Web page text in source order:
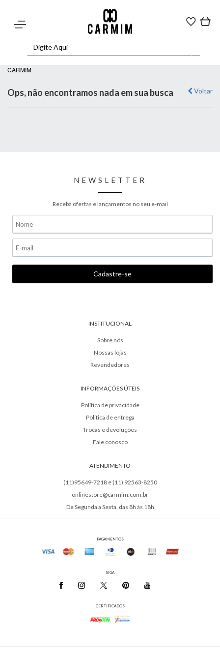
CARMIM
Voltar
Ops, não encontramos nada em sua busca
NEWSLETTER
Receba ofertas e lançamentos no seu e-mail
INSTITUCIONAL
Sobre nós
Nossas lojas
Revendedores
INFORMAÇÕES ÚTEIS
Política de privacidade
Política de entrega
Trocas e devoluções
Fale conosco
ATENDIMENTO
(11)95649-7218 e (11) 92563-8250
onlinestore@carmim.com.br
De Segunda a Sexta, das 8h às 18h
PAGAMENTOS
SIGA
CERTIFICADOS